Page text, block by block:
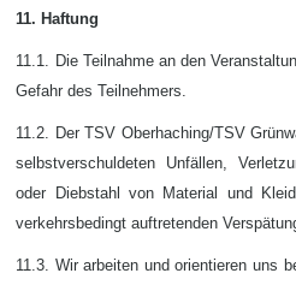
11. Haftung
11.1. Die Teilnahme an den
Gefahr des Teilnehmers.
11.2. Der TSV Oberhaching/TSV
selbstverschuldeten Unfällen,
oder Diebstahl von Material und
verkehrsbedingt auftretenden
11.3. Wir arbeiten und orientieren uns